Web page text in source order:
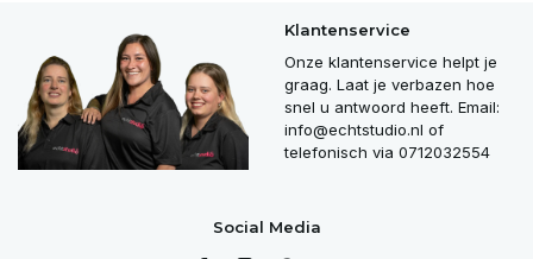
Klantenservice
Onze klantenservice helpt je
graag. Laat je verbazen hoe
snel u antwoord heeft. Email:
info@echtstudio.nl of
telefonisch via 0712032554
Social Media